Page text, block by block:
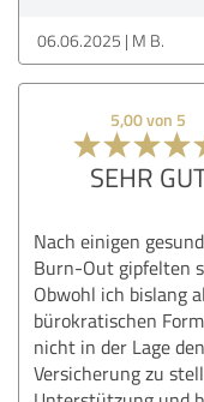
06.06.2025 M B.
5,00 von 5
SEHR
Nach einigen
Burn-Out gipfelten
Obwohl ich bislang
bürokratischen
nicht in der Lage
Versicherung zu